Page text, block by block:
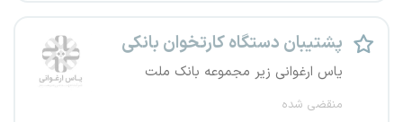
پشتیبان دستگاه کارتخوان بانکی
یاس ارغوانی زیر مجموعه بانک ملت
منقضی شده